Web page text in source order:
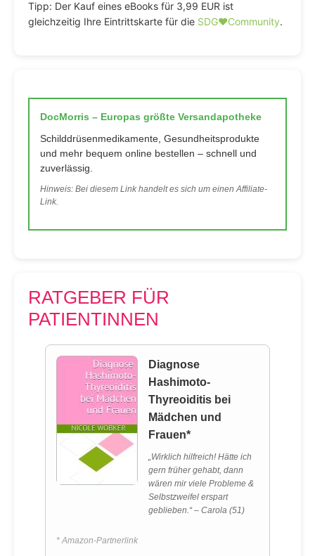
Tipp: Der Kauf eines eBooks für 3,99 EUR ist
gleichzeitig Ihre Eintrittskarte für die SDG♥️Community.
DocMorris – Europas größte Versandapotheke
Schilddrüsenmedikamente, Gesundheitsprodukte
und mehr bequem online bestellen – schnell und
zuverlässig.
Hinweis: Bei diesem Link handelt es sich um einen Affiliate-
Link.
RATGEBER FÜR
PATIENTINNEN
Diagnose
Hashimoto-
Thyreoiditis bei
Mädchen und
Frauen*
„Wirklich hilfreich! Hätte ich
gern früher gehabt, dann
wären mir viele Probleme &
Selbstzweifel erspart
geblieben.“ – Carola (51)
* Amazon-Partnerlink